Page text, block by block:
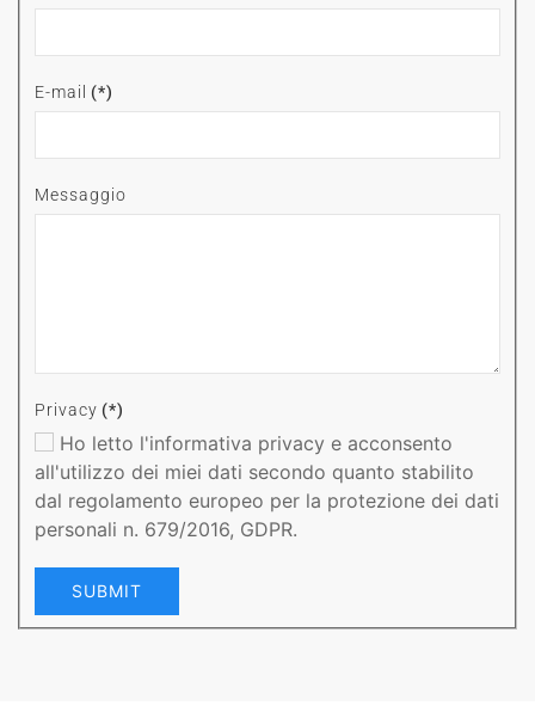
E-mail (*)
Messaggio
Privacy (*)
Ho letto l'informativa privacy e acconsento
all'utilizzo dei miei dati secondo quanto stabilito
dal regolamento europeo per la protezione dei dati
personali n. 679/2016, GDPR.
SUBMIT